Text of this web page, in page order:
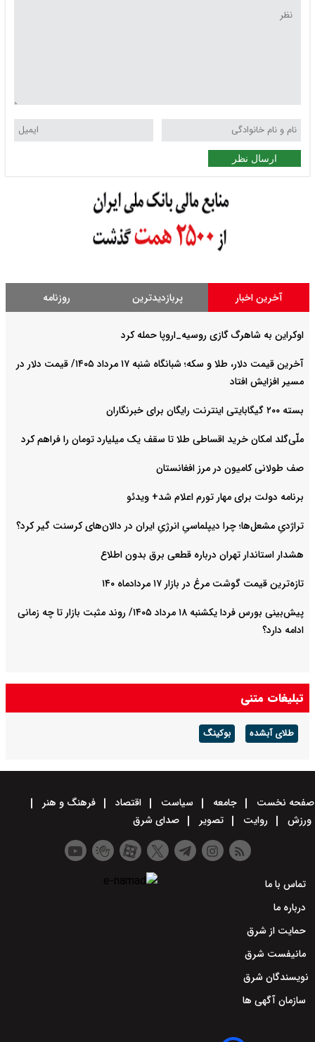
ارسال نظر
آخرین اخبار پربازدیدترین روزنامه
اوکراین به شاهرگ گازی روسیه_اروپا حمله کرد
آخرین قیمت دلار، طلا و سکه؛ شبانگاه شنبه ۱۷ مرداد ۱۴۰۵/ قیمت دلار در
مسیر افزایش افتاد
بسته ۲۰۰ گیگابایتی اینترنت رایگان برای خبرنگاران
ملّی‌گلد امکان خرید اقساطی طلا تا سقف یک میلیارد تومان را فراهم کرد
صف طولانی کامیون در مرز افغانستان
برنامه دولت برای مهار تورم اعلام شد+ ویدئو
تراژدیِ مشعل‌ها؛ چرا دیپلماسیِ انرژیِ ایران در دالان‌های کرسنت گیر کرد؟
هشدار استاندار تهران درباره قطعی برق بدون اطلاع
تازه‌ترین قیمت گوشت مرغ در بازار ۱۷ مردادماه ۱۴۰
پیش‌بینی بورس فردا یکشنبه ۱۸ مرداد ۱۴۰۵/ روند مثبت بازار تا چه زمانی
ادامه دارد؟
تبلیغات متنی
طلای آبشده بوکینگ
صفحه نخست جامعه سیاست اقتصاد
فرهنگ و هنر
ورزش
روایت تصویر صدای شرق
تماس با ما
درباره ما
حمایت از شرق
مانیفست شرق
نویسندگان شرق
سازمان آگهی ها